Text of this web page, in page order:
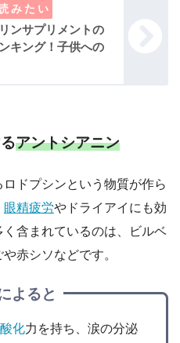
ンサプリメントの
キング！子供への
アントシアニン
ロドプシンという物質が作ら
眼精疲労やドライアイにも効
含まれているのは、ビルベ
や赤シソなどです。
よると
化力を持ち、涙の分泌